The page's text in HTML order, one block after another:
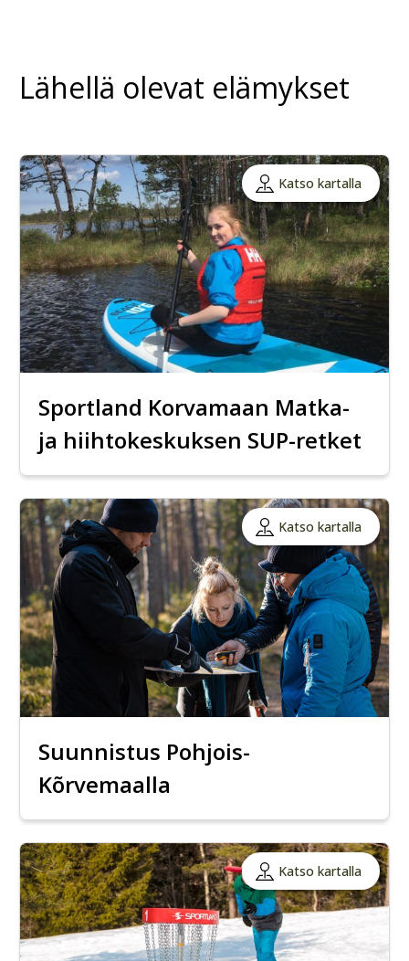
Lähellä olevat elämykset
Katso kartalla
Sportland Korvamaan Matka-
ja hiihtokeskuksen SUP-retket
Katso kartalla
Suunnistus Pohjois-
Kõrvemaalla
Katso kartalla